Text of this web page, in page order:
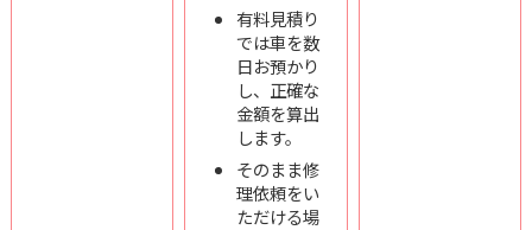
有料見積り
では車を数
日お預かり
し、正確な
金額を算出
します。
そのまま修
理依頼をい
ただける場